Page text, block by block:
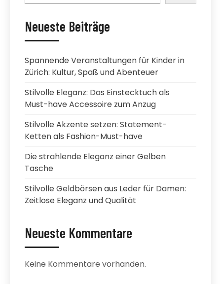
Neueste Beiträge
Spannende Veranstaltungen für Kinder in
Zürich: Kultur, Spaß und Abenteuer
Stilvolle Eleganz: Das Einstecktuch als
Must-have Accessoire zum Anzug
Stilvolle Akzente setzen: Statement-
Ketten als Fashion-Must-have
Die strahlende Eleganz einer Gelben
Tasche
Stilvolle Geldbörsen aus Leder für Damen:
Zeitlose Eleganz und Qualität
Neueste Kommentare
Keine Kommentare vorhanden.